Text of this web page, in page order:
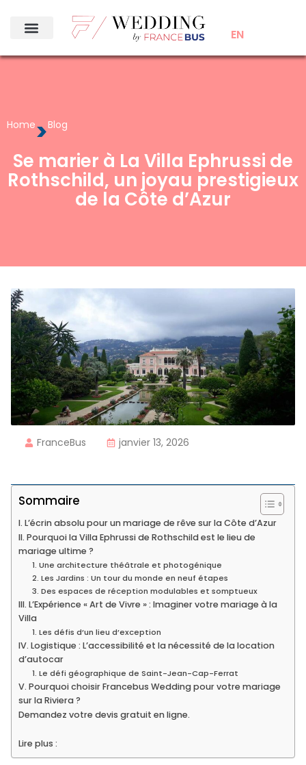
EN
Home>Blog
Se marier à La Villa Ephrussi de
Rothschild, un joyau prestigieux
de la Côte d’Azur
FranceBus janvier 13, 2026
Sommaire
I. L’écrin absolu pour un mariage de rêve sur la Côte d’Azur
II. Pourquoi la Villa Ephrussi de Rothschild est le lieu de
mariage ultime ?
1. Une architecture théâtrale et photogénique
2. Les Jardins : Un tour du monde en neuf étapes
3. Des espaces de réception modulables et somptueux
III. L’Expérience « Art de Vivre » : Imaginer votre mariage à la
Villa
1. Les défis d’un lieu d’exception
IV. Logistique : L’accessibilité et la nécessité de la location
d’autocar
1. Le défi géographique de Saint-Jean-Cap-Ferrat
V. Pourquoi choisir Francebus Wedding pour votre mariage
sur la Riviera ?
Demandez votre devis gratuit en ligne.
Lire plus :